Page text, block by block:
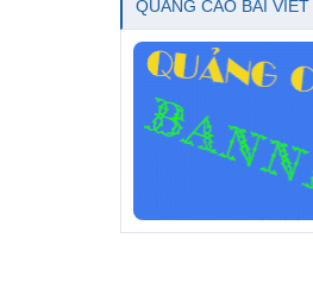
QUẢNG CÁO BÀI VIẾT